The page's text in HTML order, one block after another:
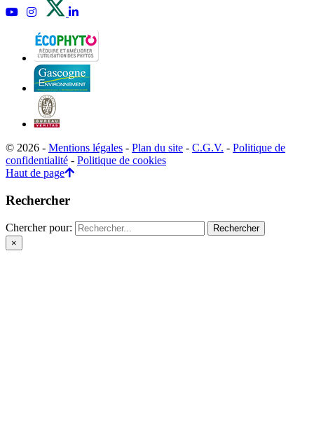
© 2026 - Mentions légales - Plan du site - C.G.V. - Politique de
confidentialité - Politique de cookies
Haut de page
Rechercher
Chercher pour:
×